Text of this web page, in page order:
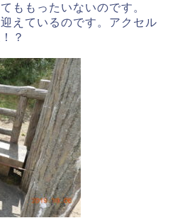
ももったいないのです。
えているのです。アクセル
？